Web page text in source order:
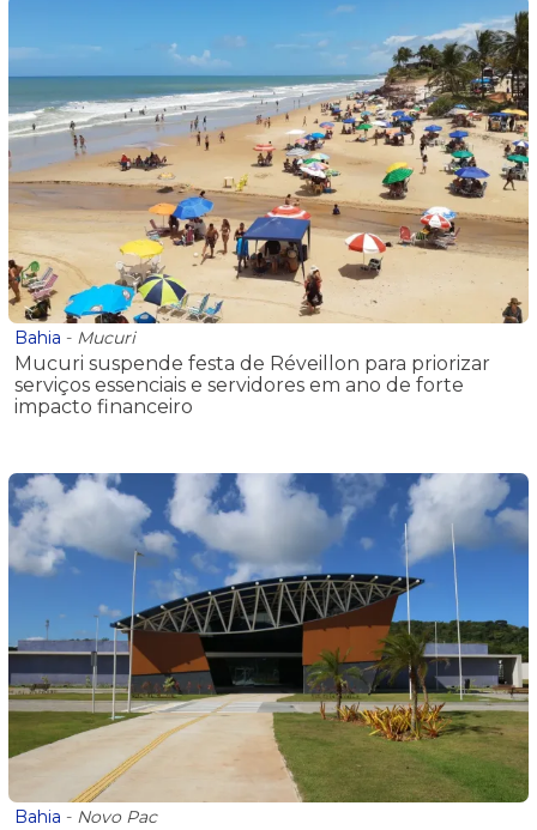
Bahia - Mucuri
Mucuri suspende festa de Réveillon para priorizar
serviços essenciais e servidores em ano de forte
impacto financeiro
Bahia - Novo Pac